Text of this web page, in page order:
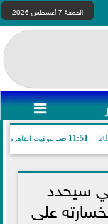
الجمعة 7 أغسطس 2026

11:51 صـ بتوقيت القاهرة
سيحدد
على